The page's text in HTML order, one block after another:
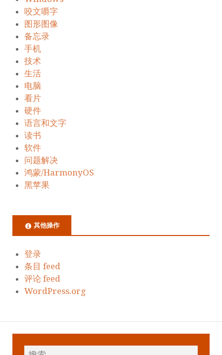
咬文嚼字
图形图像
备忘录
手机
技术
生活
电脑
看片
硬件
语言和文字
读书
软件
问题解决
鸿蒙/HarmonyOS
黑苹果
其他操作
登录
条目 feed
评论 feed
WordPress.org